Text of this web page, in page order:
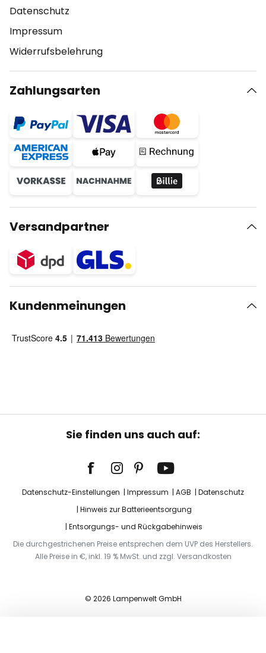
Datenschutz
Impressum
Widerrufsbelehrung
Zahlungsarten
Versandpartner
Kundenmeinungen
Sie finden uns auch auf:
Datenschutz-Einstellungen Impressum AGB
Datenschutz
Hinweis zur Batterieentsorgung
Entsorgungs- und Rückgabehinweis
Die durchgestrichenen Preise entsprechen dem UVP des Herstellers.
Alle Preise in €, inkl. 19 % MwSt. und zzgl. Versandkosten
© 2026 Lampenwelt GmbH